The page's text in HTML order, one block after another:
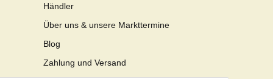
Händler
Über uns & unsere Markttermine
Blog
Zahlung und Versand